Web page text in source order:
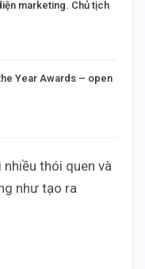
marketing. Chủ tịch
Year Awards – open
thói quen và
như tạo ra